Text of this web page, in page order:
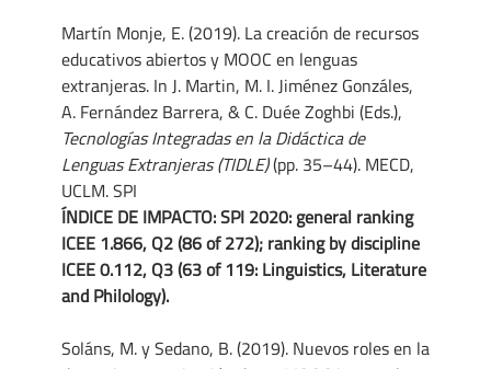
Martín Monje, E. (2019). La creación de recursos
educativos abiertos y MOOC en lenguas
extranjeras. In J. Martin, M. I. Jiménez Gonzáles,
A. Fernández Barrera, & C. Duée Zoghbi (Eds.),
Tecnologías Integradas en la Didáctica de
Lenguas Extranjeras (TIDLE)(pp. 35–44). MECD,
UCLM. SPI
ÍNDICE DE IMPACTO: SPI 2020: general ranking
ICEE 1.866, Q2 (86 of 272); ranking by discipline
ICEE 0.112, Q3 (63 of 119: Linguistics, Literature
and Philology).
Soláns, M. y Sedano, B. (2019). Nuevos roles en la